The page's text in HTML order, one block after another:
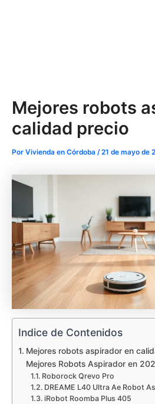
Mejores robots
calidad precio
Por Vivienda en Córdoba /21 de mayo de
Indice de Contenidos
Mejores robots aspirador en
Mejores Robots Aspirador en
Roborock Qrevo Pro
DREAME L40 Ultra Ae Robot
iRobot Roomba Plus 405